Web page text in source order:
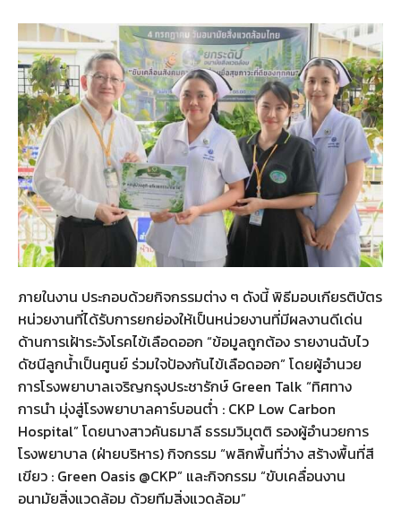
ภายในงาน ประกอบด้วยกิจกรรมต่าง ๆ ดังนี้ พิธีมอบเกียรติบัตร
หน่วยงานที่ได้รับการยกย่องให้เป็นหน่วยงานที่มีผลงานดีเด่น
ด้านการเฝ้าระวังโรคไข้เลือดออก “ข้อมูลถูกต้อง รายงานฉับไว
ดัชนีลูกน้ำเป็นศูนย์ ร่วมใจป้องกันไข้เลือดออก” โดยผู้อำนวย
การโรงพยาบาลเจริญกรุงประชารักษ์ Green Talk “ทิศทาง
การนำ มุ่งสู่โรงพยาบาลคาร์บอนต่ำ : CKP Low Carbon
Hospital” โดยนางสาวคันธมาลี ธรรมวิมุตติ รองผู้อำนวยการ
โรงพยาบาล (ฝ่ายบริหาร) กิจกรรม “พลิกพื้นที่ว่าง สร้างพื้นที่สี
เขียว : Green Oasis @CKP” และกิจกรรม “ขับเคลื่อนงาน
อนามัยสิ่งแวดล้อม ด้วยทีมสิ่งแวดล้อม”